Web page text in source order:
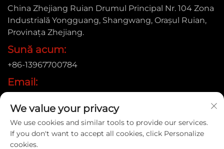
China Zhejiang Ruian Drumul Principal Nr. 104 Zona
Industrială Yongguang, Shangwang, Orașul Ruian,
Provinața Zhejiang.
Sună acum:
+86-13967700784
Email:
Drepturi de autor © 2025 Ruian Xinye Packaging Machine
We value your privacy
We use cookies and similar tools to provide our services.
If you don't want to accept all cookies, click Personalize
cookies.